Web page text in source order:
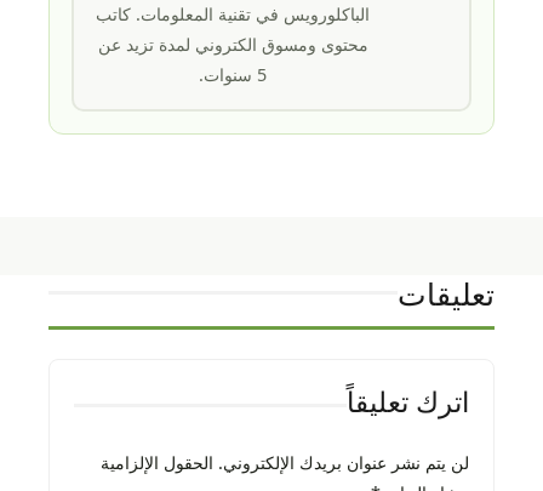
الباكلورويس في تقنية المعلومات. كاتب
محتوى ومسوق الكتروني لمدة تزيد عن
5 سنوات.
تعليقات
اترك تعليقاً
لن يتم نشر عنوان بريدك الإلكتروني. الحقول الإلزامية